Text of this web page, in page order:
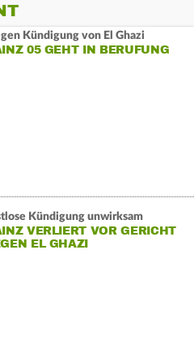
Kündigung von El Ghazi
05 GEHT IN BERUFUNG
Kündigung unwirksam
VERLIERT VOR GERICHT
EL GHAZI